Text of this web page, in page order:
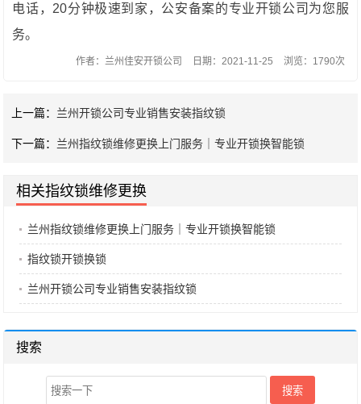
电话，20分钟极速到家，公安备案的专业开锁公司为您服
务。
作者：兰州佳安开锁公司 日期：2021-11-25 浏览：1790次
上一篇： 兰州开锁公司专业销售安装指纹锁
下一篇： 兰州指纹锁维修更换上门服务｜专业开锁换智能锁
相关指纹锁维修更换
兰州指纹锁维修更换上门服务｜专业开锁换智能锁
指纹锁开锁换锁
兰州开锁公司专业销售安装指纹锁
搜索